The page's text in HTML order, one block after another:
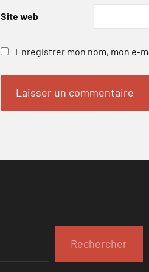
Site web
Enregistrer mon nom, mon e-
Rechercher